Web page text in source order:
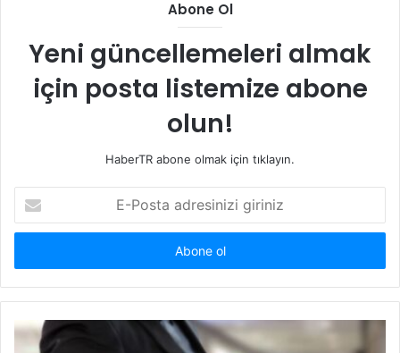
Abone Ol
Yeni güncellemeleri almak
için posta listemize abone
olun!
HaberTR abone olmak için tıklayın.
Posta
adresinizi